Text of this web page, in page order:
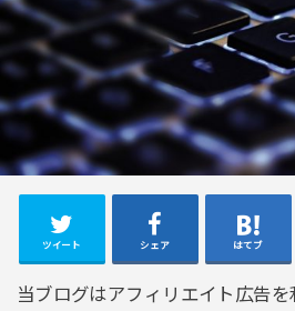
ツイート シェア はてブ
当ブログはアフィリエイト広告を